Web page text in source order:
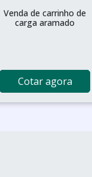
Venda de carrinho de
carga aramado
Cotar agora